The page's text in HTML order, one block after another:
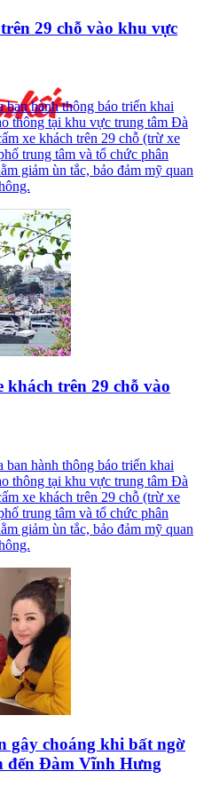
29 chỗ vào khu vực
hành thông báo triển khai
thông tại khu vực trung tâm Đà
xe khách trên 29 chỗ (trừ xe
trung tâm và tổ chức phân
giảm ùn tắc, bảo đảm mỹ quan
trên 29 chỗ vào
hành thông báo triển khai
thông tại khu vực trung tâm Đà
xe khách trên 29 chỗ (trừ xe
trung tâm và tổ chức phân
giảm ùn tắc, bảo đảm mỹ quan
gây choáng khi bất ngờ
đến Đàm Vĩnh Hưng